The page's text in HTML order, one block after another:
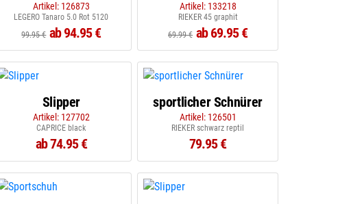
Artikel: 126873
LEGERO Tanaro 5.0 Rot 5120
99.95 € ab 94.95 €
Artikel: 133218
RIEKER 45 graphit
69.99 € ab 69.95 €
Slipper
Artikel: 127702
CAPRICE black
ab 74.95 €
sportlicher Schnürer
Artikel: 126501
RIEKER schwarz reptil
79.95 €